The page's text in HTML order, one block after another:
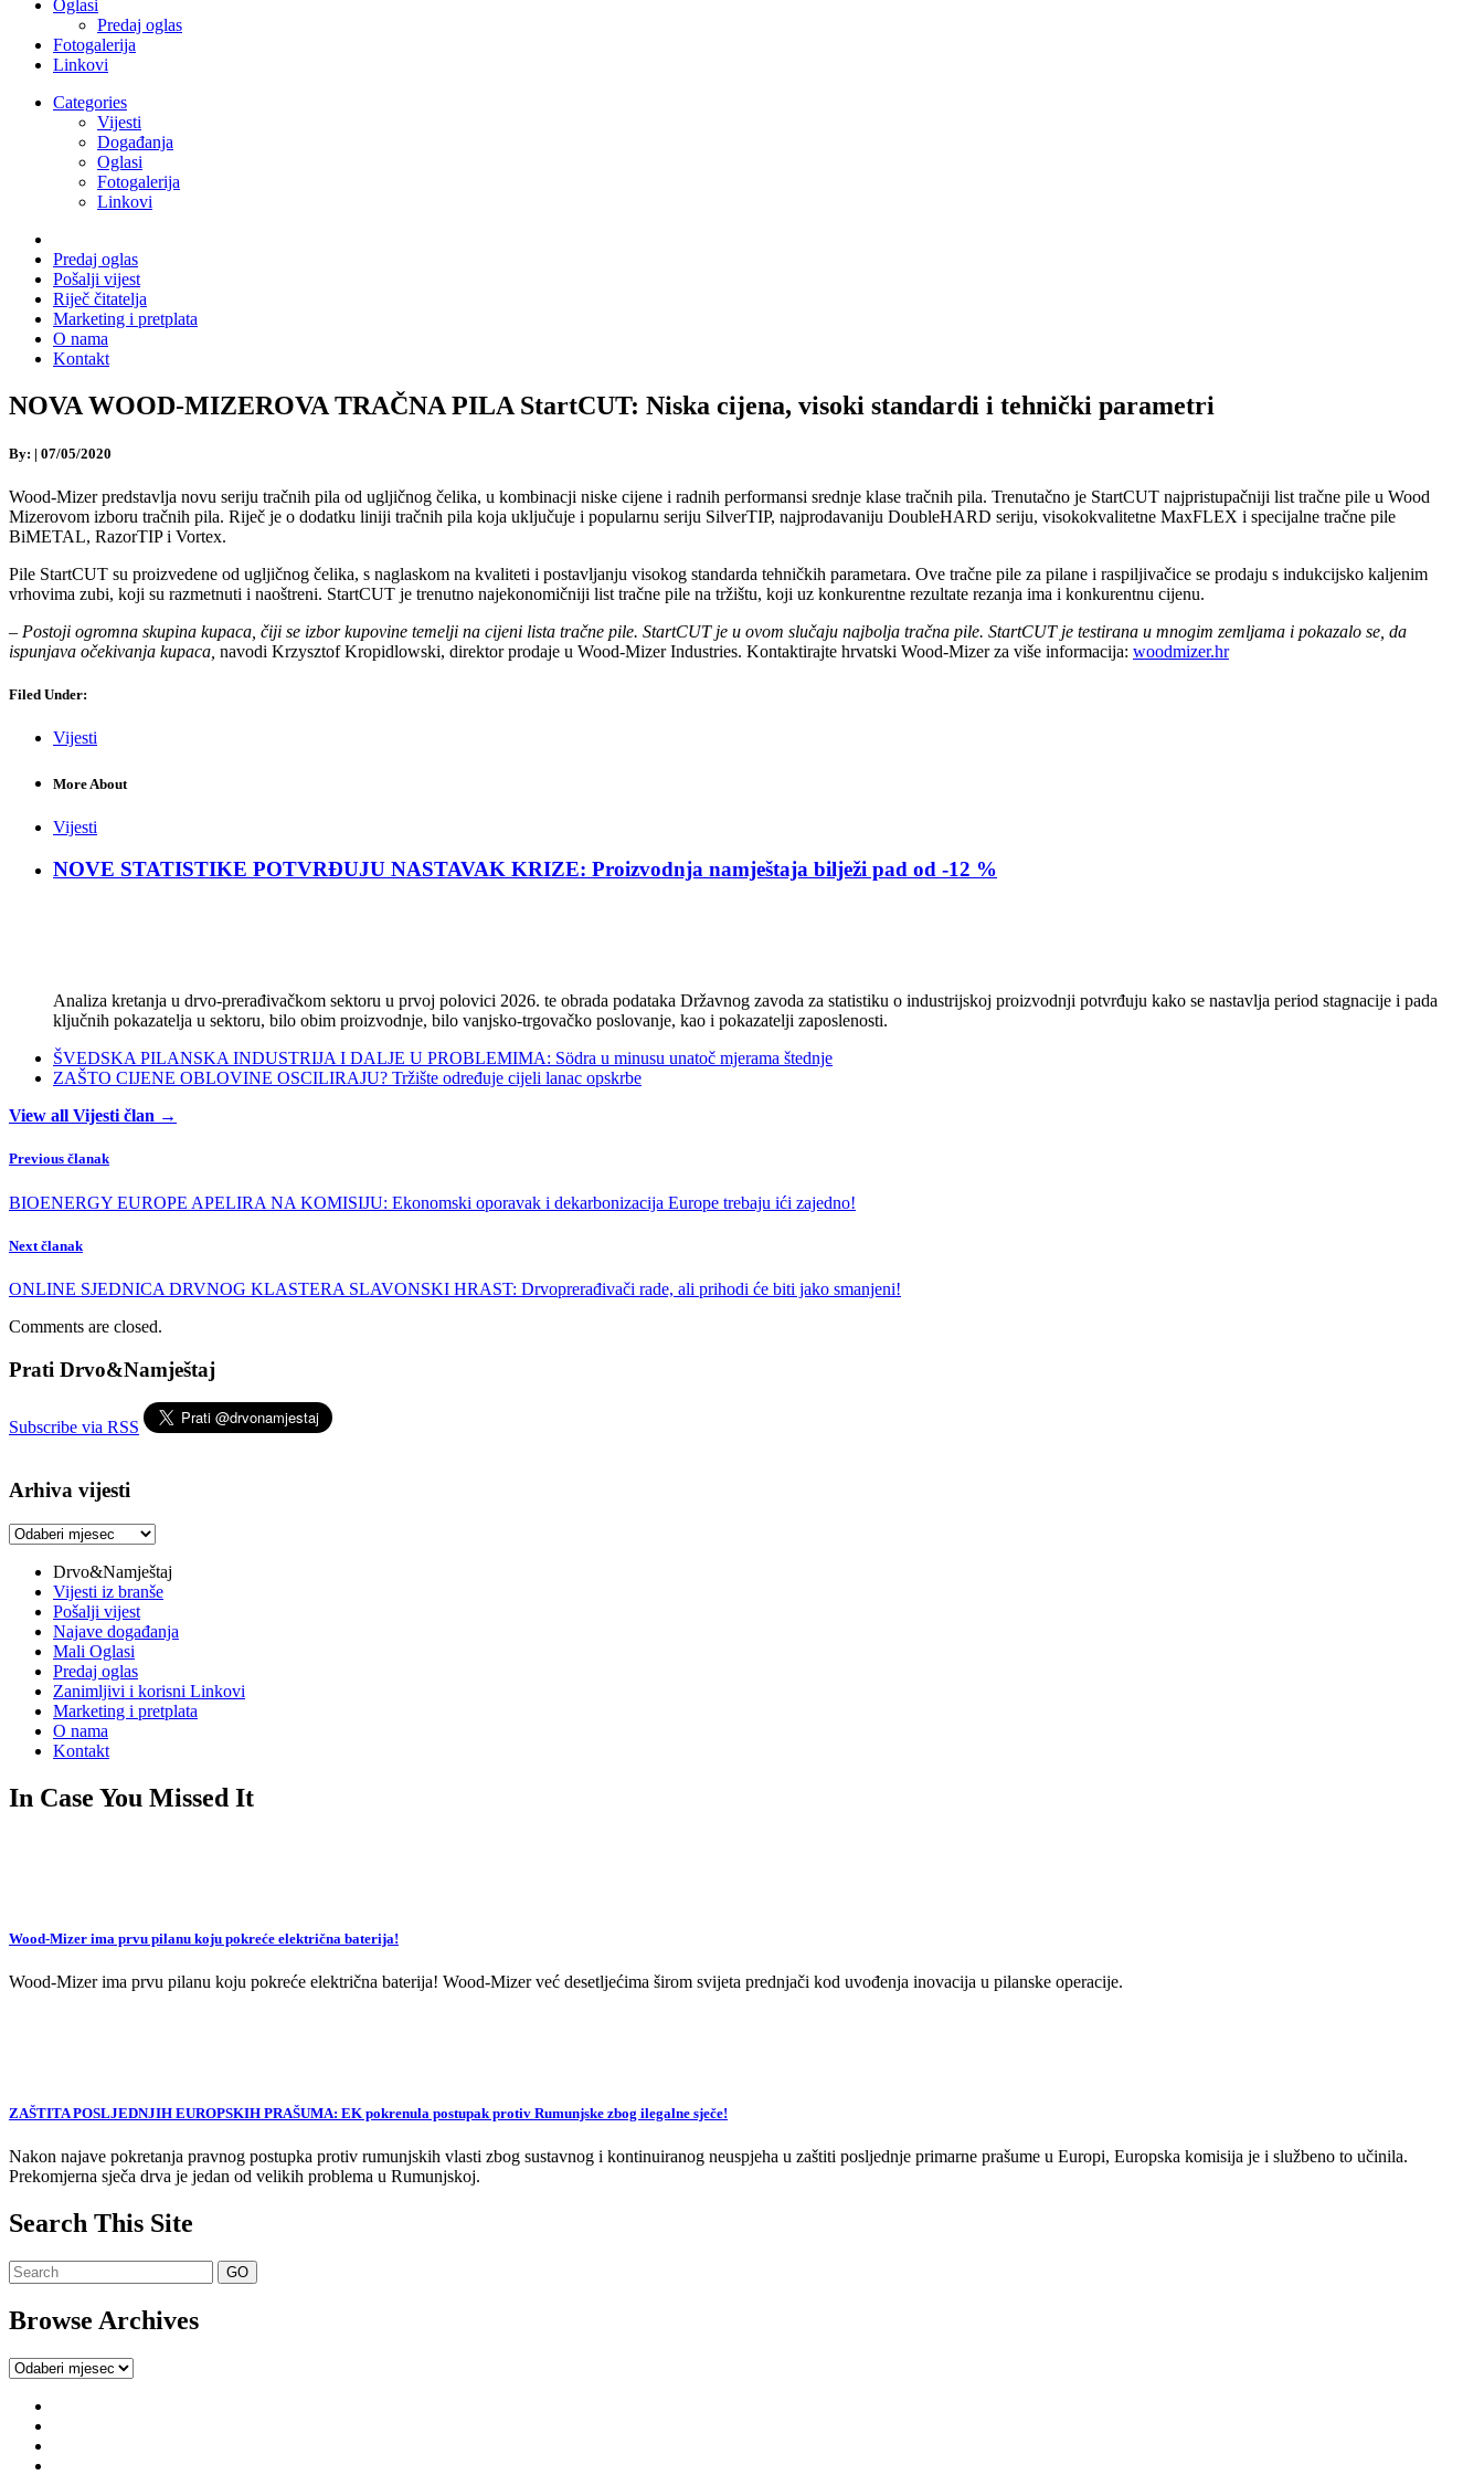
Oglasi
Predaj oglas
Fotogalerija
Linkovi
Categories
Vijesti
Događanja
Oglasi
Fotogalerija
Linkovi
Predaj oglas
Pošalji vijest
Riječ čitatelja
Marketing i pretplata
O nama
Kontakt
NOVA WOOD-MIZEROVA TRAČNA PILA StartCUT: Niska cijena, visoki standardi i tehnički parametri
By: | 07/05/2020
Wood-Mizer predstavlja novu seriju tračnih pila od ugljičnog čelika, u kombinacji niske cijene i radnih performansi srednje klase tračnih pila. Trenutačno je StartCUT najpristupačniji list tračne pile u Wood
Mizerovom izboru tračnih pila. Riječ je o dodatku liniji tračnih pila koja uključuje i popularnu seriju SilverTIP, najprodavaniju DoubleHARD seriju, visokokvalitetne MaxFLEX i specijalne tračne pile
BiMETAL, RazorTIP i Vortex.
Pile StartCUT su proizvedene od ugljičnog čelika, s naglaskom na kvaliteti i postavljanju visokog standarda tehničkih parametara. Ove tračne pile za pilane i raspiljivačice se prodaju s indukcijsko kaljenim
vrhovima zubi, koji su razmetnuti i naoštreni. StartCUT je trenutno najekonomičniji list tračne pile na tržištu, koji uz konkurentne rezultate rezanja ima i konkurentnu cijenu.
– Postoji ogromna skupina kupaca, čiji se izbor kupovine temelji na cijeni lista tračne pile. StartCUT je u ovom slučaju najbolja tračna pile. StartCUT je testirana u mnogim zemljama i pokazalo se, da
ispunjava očekivanja kupaca, navodi Krzysztof Kropidlowski, direktor prodaje u Wood-Mizer Industries. Kontaktirajte hrvatski Wood-Mizer za više informacija: woodmizer.hr
Filed Under:
Vijesti
More About
Vijesti
NOVE STATISTIKE POTVRĐUJU NASTAVAK KRIZE: Proizvodnja namještaja bilježi pad od -12 %
Analiza kretanja u drvo-prerađivačkom sektoru u prvoj polovici 2026. te obrada podataka Državnog zavoda za statistiku o industrijskoj proizvodnji potvrđuju kako se nastavlja period stagnacije i pada
ključnih pokazatelja u sektoru, bilo obim proizvodnje, bilo vanjsko-trgovačko poslovanje, kao i pokazatelji zaposlenosti.
ŠVEDSKA PILANSKA INDUSTRIJA I DALJE U PROBLEMIMA: Södra u minusu unatoč mjerama štednje
ZAŠTO CIJENE OBLOVINE OSCILIRAJU? Tržište određuje cijeli lanac opskrbe
View all Vijesti član →
Previous članak
BIOENERGY EUROPE APELIRA NA KOMISIJU: Ekonomski oporavak i dekarbonizacija Europe trebaju ići zajedno!
Next članak
ONLINE SJEDNICA DRVNOG KLASTERA SLAVONSKI HRAST: Drvoprerađivači rade, ali prihodi će biti jako smanjeni!
Comments are closed.
Prati Drvo&Namještaj
Subscribe via RSS
Arhiva vijesti
Arhiva
Drvo&Namještaj
Vijesti iz branše
Pošalji vijest
Najave događanja
Mali Oglasi
Predaj oglas
Zanimljivi i korisni Linkovi
Marketing i pretplata
O nama
Kontakt
In Case You Missed It
Wood-Mizer ima prvu pilanu koju pokreće električna baterija!
Wood-Mizer ima prvu pilanu koju pokreće električna baterija! Wood-Mizer već desetljećima širom svijeta prednjači kod uvođenja inovacija u pilanske operacije.
ZAŠTITA POSLJEDNJIH EUROPSKIH PRAŠUMA: EK pokrenula postupak protiv Rumunjske zbog ilegalne sječe!
Nakon najave pokretanja pravnog postupka protiv rumunjskih vlasti zbog sustavnog i kontinuiranog neuspjeha u zaštiti posljednje primarne prašume u Europi, Europska komisija je i službeno to učinila.
Prekomjerna sječa drva je jedan od velikih problema u Rumunjskoj.
Search This Site
Browse Archives
Browse